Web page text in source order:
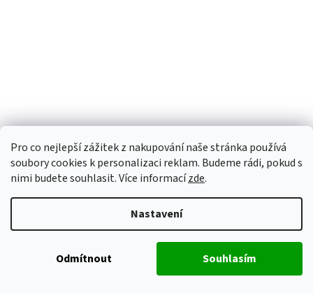
Pro co nejlepší zážitek z nakupování naše stránka používá
soubory cookies k personalizaci reklam. Budeme rádi, pokud s
nimi budete souhlasit. Více informacízde.
Nastavení
Odmítnout Souhlasím